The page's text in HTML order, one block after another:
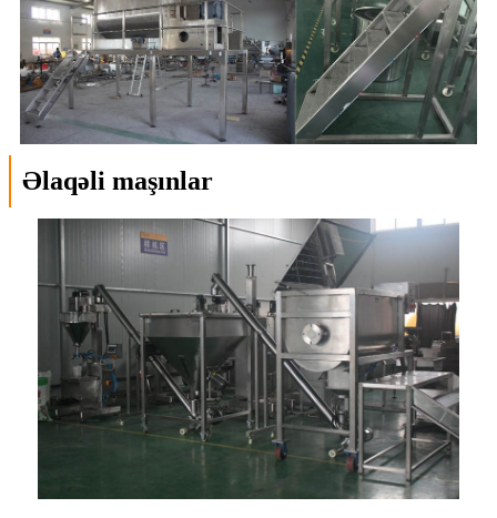
Əlaqəli maşınlar